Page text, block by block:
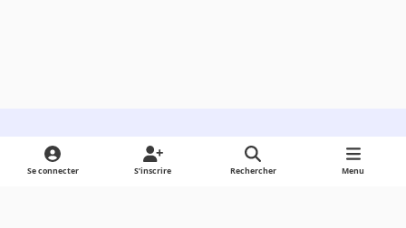
Light ModeDark ModeSystem Preference
Se connecter S’inscrire Rechercher Menu